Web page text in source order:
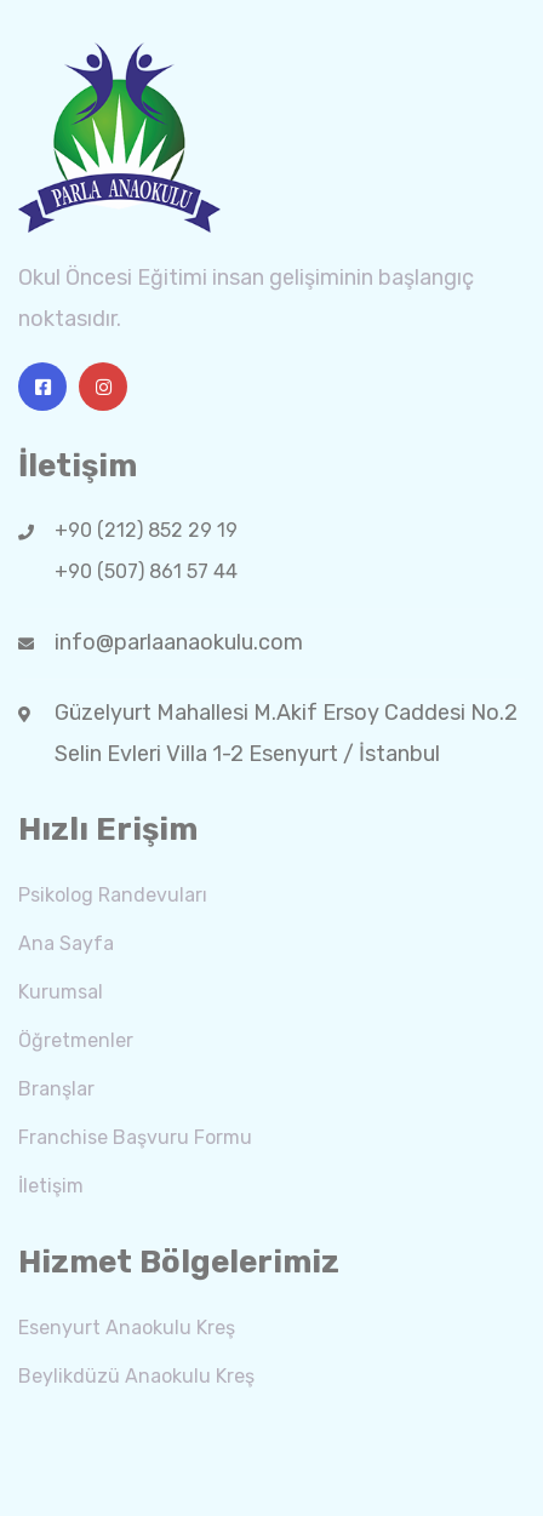
Okul Öncesi Eğitimi insan gelişiminin başlangıç
noktasıdır.
İletişim
+90 (212) 852 29 19
+90 (507) 861 57 44
info@parlaanaokulu.com
Güzelyurt Mahallesi M.Akif Ersoy Caddesi No.2
Selin Evleri Villa 1-2 Esenyurt / İstanbul
Hızlı Erişim
Psikolog Randevuları
Ana Sayfa
Kurumsal
Öğretmenler
Branşlar
Franchise Başvuru Formu
İletişim
Hizmet Bölgelerimiz
Esenyurt Anaokulu Kreş
Beylikdüzü Anaokulu Kreş